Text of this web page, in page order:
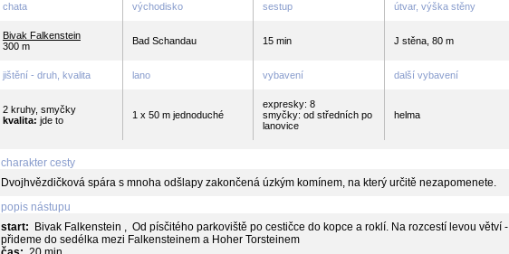
chata východisko sestup útvar, výška stěny
Bivak Falkenstein
300 m
Bad Schandau 15 min J stěna, 80 m
jištění - druh, kvalita lano vybavení další vybavení
2 kruhy, smyčky
kvalita: jde to 1 x 50 m jednoduché
expresky: 8
smyčky: od středních po
lanovice
helma
charakter cesty
Dvojhvězdičková spára s mnoha odšlapy zakončená úzkým komínem, na který určitě nezapomenete.
popis nástupu
start:
Bivak Falkenstein , Od písčitého parkoviště po cestičce do kopce a roklí. Na rozcestí levou větví -
přideme do sedélka mezi Falkensteinem a Hoher Torsteinem